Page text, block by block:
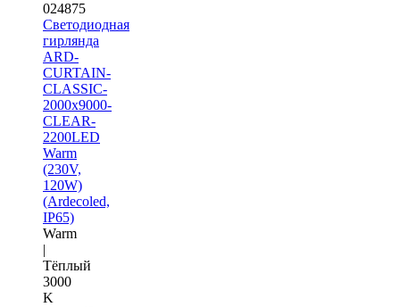
024875
Светодиодная
гирлянда
ARD-
CURTAIN-
CLASSIC-
2000x9000-
CLEAR-
2200LED
Warm
(230V,
120W)
(Ardecoled,
IP65)
Warm
|
Тёплый
3000
K